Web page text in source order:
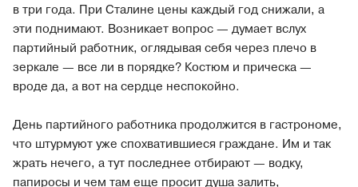
в три года. При Сталине цены каждый год снижали, а
эти поднимают. Возникает вопрос — думает вслух
партийный работник, оглядывая себя через плечо в
зеркале — все ли в порядке? Костюм и прическа —
вроде да, а вот на сердце неспокойно.
День партийного работника продолжится в гастрономе,
что штурмуют уже спохватившиеся граждане. Им и так
жрать нечего, а тут последнее отбирают — водку,
папиросы и чем там еще просит душа залить,